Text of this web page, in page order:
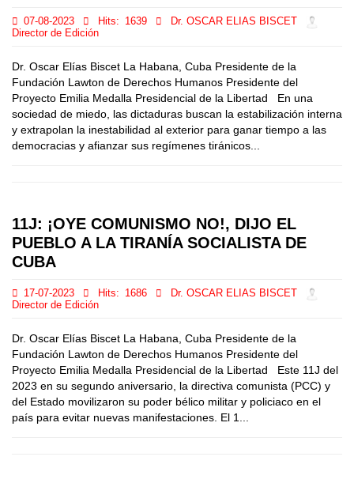
07-08-2023 Hits: 1639
Dr. OSCAR ELIAS BISCET
Director de Edición
Dr. Oscar Elías Biscet La Habana, Cuba Presidente de la
Fundación Lawton de Derechos Humanos Presidente del
Proyecto Emilia Medalla Presidencial de la Libertad En una
sociedad de miedo, las dictaduras buscan la estabilización interna
y extrapolan la inestabilidad al exterior para ganar tiempo a las
democracias y afianzar sus regímenes tiránicos...
11J: ¡OYE COMUNISMO NO!, DIJO EL
PUEBLO A LA TIRANÍA SOCIALISTA DE
CUBA
17-07-2023 Hits: 1686
Dr. OSCAR ELIAS BISCET
Director de Edición
Dr. Oscar Elías Biscet La Habana, Cuba Presidente de la
Fundación Lawton de Derechos Humanos Presidente del
Proyecto Emilia Medalla Presidencial de la Libertad Este 11J del
2023 en su segundo aniversario, la directiva comunista (PCC) y
del Estado movilizaron su poder bélico militar y policiaco en el
país para evitar nuevas manifestaciones. El 1...